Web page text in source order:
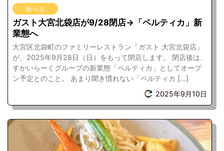
食べる
ガスト大宮北袋店が9/28閉店→「ペルティカ」新
業態へ
大宮区北袋町のファミリーレストラン「ガスト 大宮北袋店」
が、2025年9月28日（日）をもって閉店します。 閉店後は、
すかいらーくグループの新業態「ペルティカ」としてオープ
ン予定とのこと。 あまり聞き慣れない「ペルティカ […]
2025年9月10日